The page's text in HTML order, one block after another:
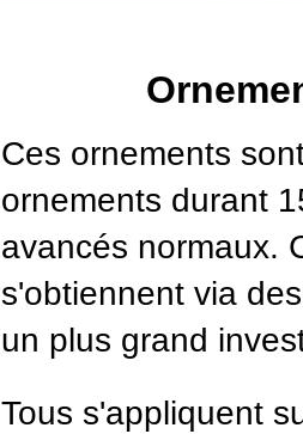
Ces ornements
ornements durant
avancés normaux.
s'obtiennent via
un plus grand
Tous s'appliquent